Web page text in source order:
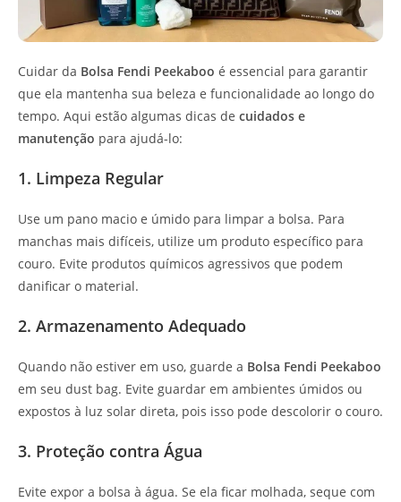
Cuidar da Bolsa Fendi Peekaboo é essencial para garantir
que ela mantenha sua beleza e funcionalidade ao longo do
tempo. Aqui estão algumas dicas de cuidados e
manutenção para ajudá-lo:
1. Limpeza Regular
Use um pano macio e úmido para limpar a bolsa. Para
manchas mais difíceis, utilize um produto específico para
couro. Evite produtos químicos agressivos que podem
danificar o material.
2. Armazenamento Adequado
Quando não estiver em uso, guarde a Bolsa Fendi Peekaboo
em seu dust bag. Evite guardar em ambientes úmidos ou
expostos à luz solar direta, pois isso pode descolorir o couro.
3. Proteção contra Água
Evite expor a bolsa à água. Se ela ficar molhada, seque com